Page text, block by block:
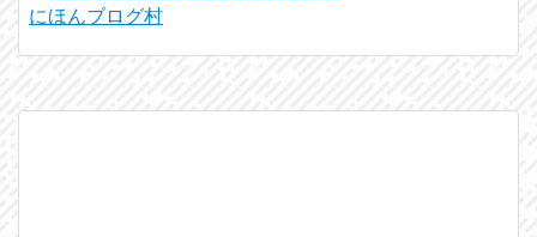
にほんブログ村